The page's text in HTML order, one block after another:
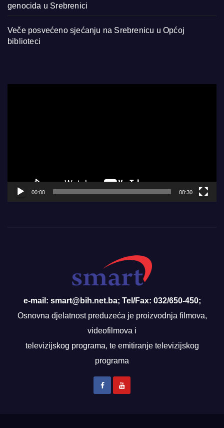
genocida u Srebrenici
Veče posvećeno sjećanju na Srebrenicu u Općoj
biblioteci
00:00 08:30
e-mail: smart@bih.net.ba; Tel/Fax: 032/650-450;
Osnovna djelatnost preduzeća je proizvodnja filmova,
videofilmova i
televizijskog programa, te emitiranje televizijskog
programa